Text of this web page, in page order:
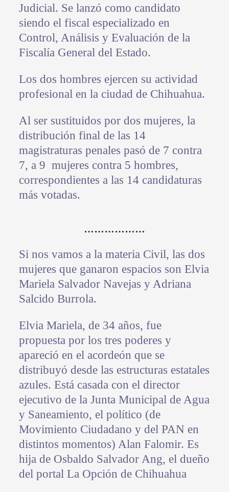
Judicial. Se lanzó como candidato
siendo el fiscal especializado en
Control, Análisis y Evaluación de la
Fiscalía General del Estado.
Los dos hombres ejercen su actividad
profesional en la ciudad de Chihuahua.
Al ser sustituidos por dos mujeres, la
distribución final de las 14
magistraturas penales pasó de 7 contra
7, a 9 mujeres contra 5 hombres,
correspondientes a las 14 candidaturas
más votadas.
………………
Si nos vamos a la materia Civil, las dos
mujeres que ganaron espacios son Elvia
Mariela Salvador Navejas y Adriana
Salcido Burrola.
Elvia Mariela, de 34 años, fue
propuesta por los tres poderes y
apareció en el acordeón que se
distribuyó desde las estructuras estatales
azules. Está casada con el director
ejecutivo de la Junta Municipal de Agua
y Saneamiento, el político (de
Movimiento Ciudadano y del PAN en
distintos momentos) Alan Falomir. Es
hija de Osbaldo Salvador Ang, el dueño
del portal La Opción de Chihuahua